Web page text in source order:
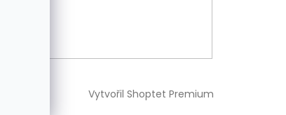
Vytvořil Shoptet Premium